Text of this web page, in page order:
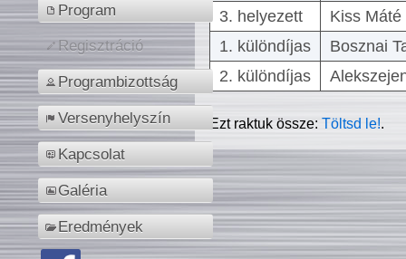
Program
Regisztráció
Programbizottság
Versenyhelyszín
Kapcsolat
Galéria
Eredmények
3. helyezett
Kiss
1. különdíjas
Bosznai
2. különdíjas
Ezt raktuk össze:Töltsd le!.